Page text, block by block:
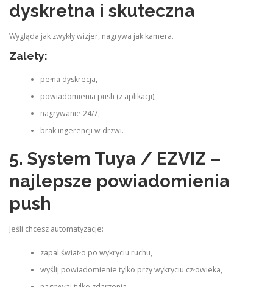
dyskretna i skuteczna
Wygląda jak zwykły wizjer, nagrywa jak kamera.
Zalety:
pełna dyskrecja,
powiadomienia push (z aplikacji),
nagrywanie 24/7,
brak ingerencji w drzwi.
5. System Tuya / EZVIZ –
najlepsze powiadomienia
push
Jeśli chcesz automatyzacje:
zapal światło po wykryciu ruchu,
wyślij powiadomienie tylko przy wykryciu człowieka,